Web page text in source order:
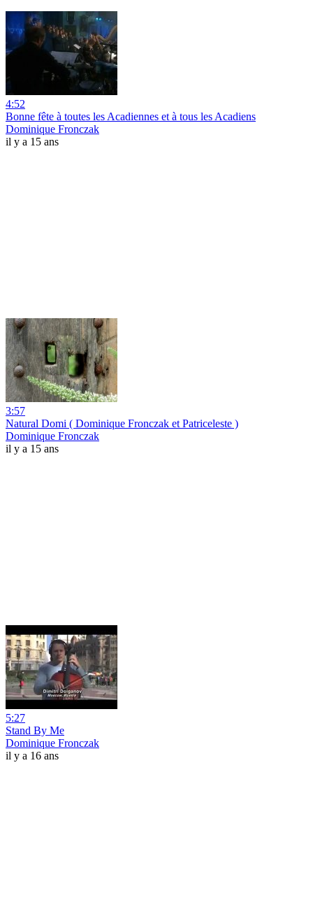
4:52
Bonne fête à toutes les Acadiennes et à tous les Acadiens
Dominique Fronczak
il y a 15 ans
3:57
Natural Domi ( Dominique Fronczak et Patriceleste )
Dominique Fronczak
il y a 15 ans
5:27
Stand By Me
Dominique Fronczak
il y a 16 ans